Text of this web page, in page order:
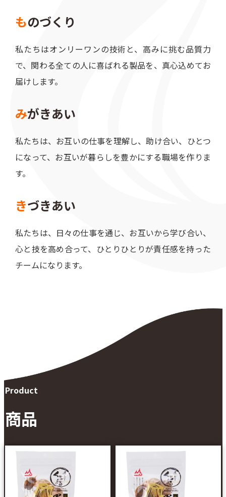
ものづくり
私たちはオンリーワンの技術と、高みに挑む品質力
で、関わる全ての人に喜ばれる製品を、真心込めてお
届けします。
みがきあい
私たちは、お互いの仕事を理解し、助け合い、ひとつ
になって、お互いが暮らしを豊かにする職場を作りま
す。
きづきあい
私たちは、日々の仕事を通じ、お互いから学び合い、
心と技を高め合って、ひとりひとりが責任感を持った
チームになります。
Product
商品